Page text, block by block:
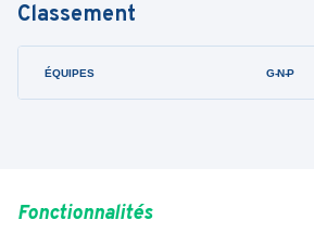
Classement
ÉQUIPES G-N-P
Fonctionnalités